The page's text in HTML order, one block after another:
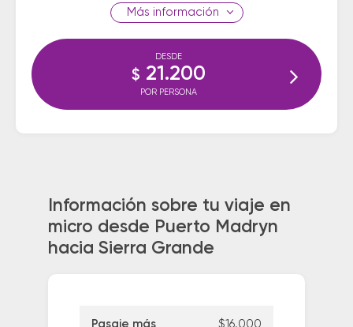
información
DESDE
$ 21.200
POR PERSONA
Información sobre tu viaje en
micro desde Puerto Madryn
hacia Sierra Grande
Pasaje más
$16.000